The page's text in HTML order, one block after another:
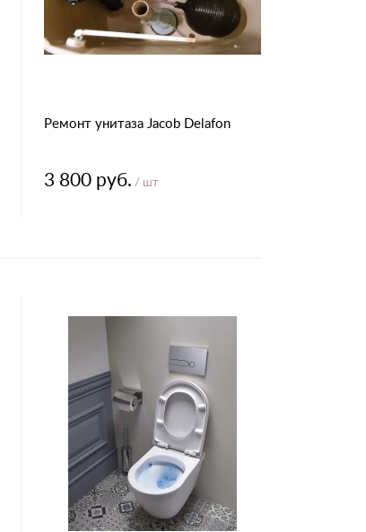
Ремонт унитаза Jacob Delafon
3 800 руб. / шт